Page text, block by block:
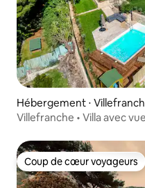
Hébergement ⋅
Villefranche • Villa avec
Coup de cœur voyageurs
Coup de cœur voyageurs